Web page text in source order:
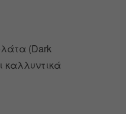
(Dark
καλλυντικά